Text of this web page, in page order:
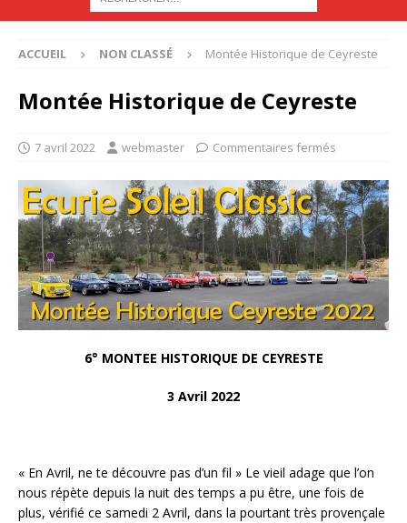
ACCUEIL NON CLASSÉ Montée Historique de Ceyreste
Montée Historique de Ceyreste
7 avril 2022 webmaster Commentaires fermés
6° MONTEE HISTORIQUE DE CEYRESTE
3 Avril 2022
« En Avril, ne te découvre pas d’un fil » Le vieil adage que l’on
nous répète depuis la nuit des temps a pu être, une fois de
plus, vérifié ce samedi 2 Avril, dans la pourtant très provençale